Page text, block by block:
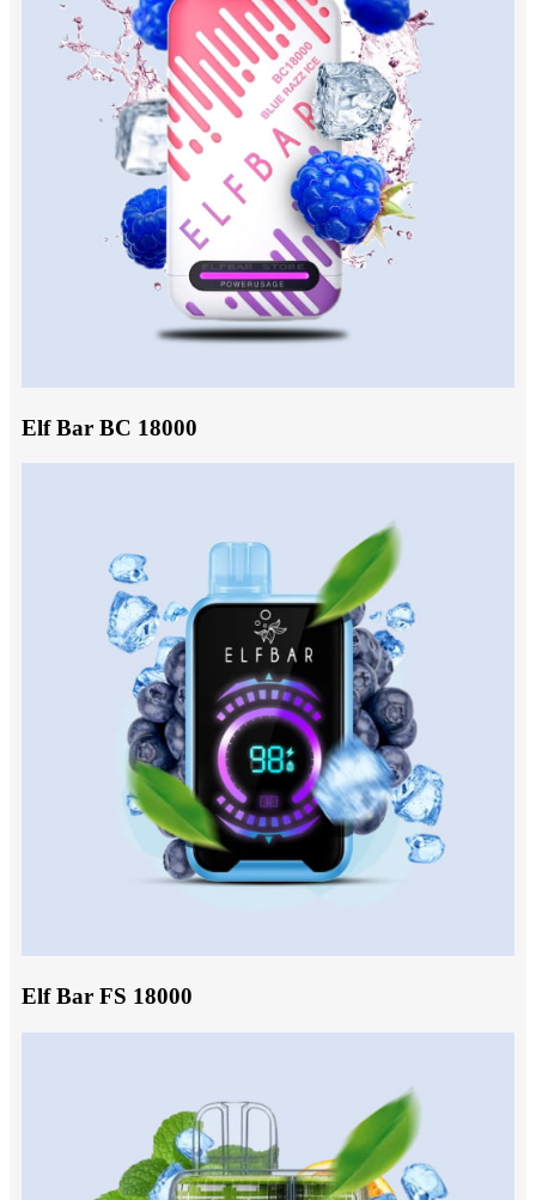
Elf Bar BC 18000
Elf Bar FS 18000